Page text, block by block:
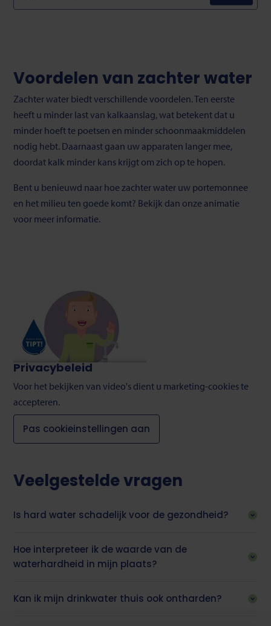
Voordelen van zachter water
Zachter water biedt verschillende voordelen. Ten eerste
heeft u minder last van kalkaanslag, wat betekent dat u
minder hoeft te poetsen en minder schoonmaakmiddelen
nodig hebt. Daarnaast gaan uw apparaten langer mee,
doordat kalk minder kans krijgt om zich op te hopen.
Bent u benieuwd naar hoe zachter water uw portemonnee
en het milieu ten goede komt? Bekijk dan onze animatie
voor meer informatie.
Privacybeleid
Voor het bekijken van video's dient u marketing-cookies te
accepteren.
Pas cookieinstellingen aan
Veelgestelde vragen
Is hard water schadelijk voor de gezondheid?
Hoe interpreteer ik de waarde van de
waterhardheid in mijn plaats?
Kan ik mijn drinkwater thuis ook ontharden?